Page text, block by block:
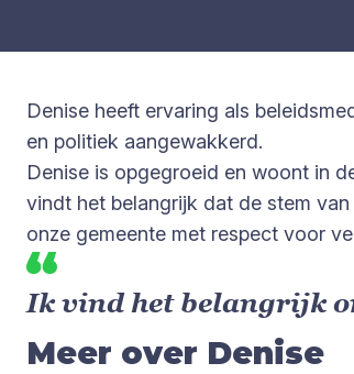
Denise heeft ervaring als
en politiek aangewakkerd.
Denise is opgegroeid en woont in
vindt het belangrijk dat de stem
onze gemeente met respect voor
Ik vind het belangrijk
Meer over Denise